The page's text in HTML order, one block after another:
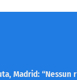
Madrid: “Nessun